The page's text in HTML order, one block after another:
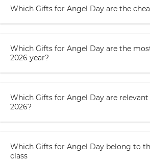
вкусам и бюджетам. Наш
номерам, планеры, блокноты,
Позвольте нам подробнее
получатель любит активный
мышления и совместного
проведенного в компании
Which Gifts for Angel Day are the
Which Gifts for Angel Day are the
2026 year?
Which Gifts for Angel Day are
2026?
Which Gifts for Angel Day belong to
class